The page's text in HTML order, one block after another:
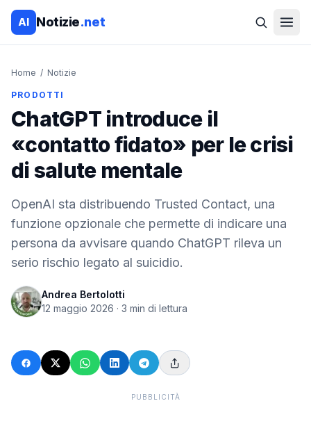
AI Notizie.net
Home / Notizie
PRODOTTI
ChatGPT introduce il
«contatto fidato» per le crisi
di salute mentale
OpenAI sta distribuendo Trusted Contact, una
funzione opzionale che permette di indicare una
persona da avvisare quando ChatGPT rileva un
serio rischio legato al suicidio.
Andrea Bertolotti
12 maggio 2026 · 3 min di lettura
PUBBLICITÀ